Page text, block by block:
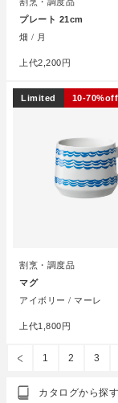
プレート 21cm
畑 / 月
上代2,200円
割烹・調度品
マグ
アイボリー / マーレ
上代1,800円
Limited 10-70%off
1 2 3
カタログから探す